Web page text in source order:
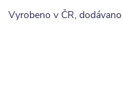
Vyrobeno v ČR,